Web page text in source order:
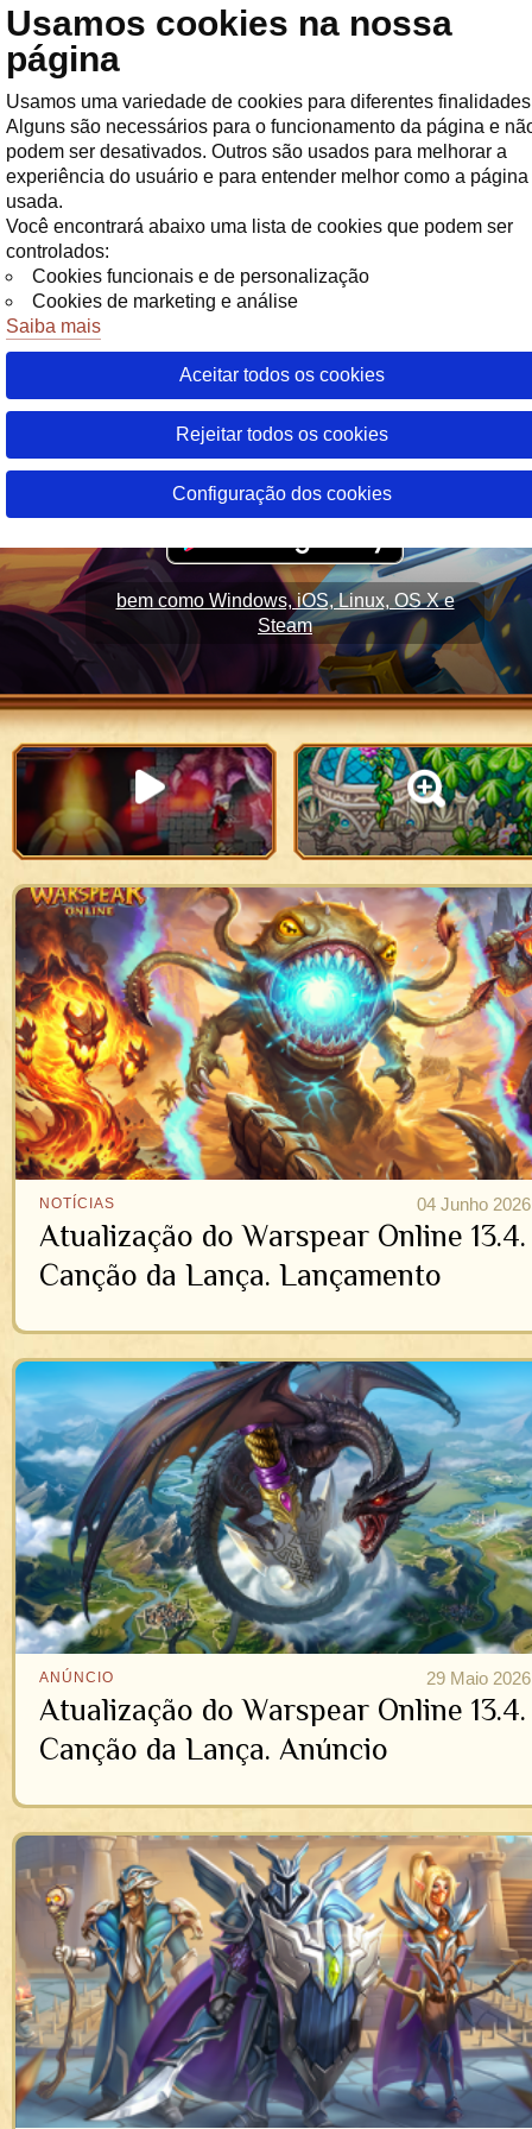
Usamos cookies na nossa
página
Usamos uma variedade de cookies para diferentes
Alguns são necessários para o funcionamento da página e
podem ser desativados. Outros são usados para melhorar a
experiência do usuário e para entender melhor como a página
usada.
Você encontrará abaixo uma lista de cookies que podem ser
controlados:
Cookies funcionais e de personalização
Cookies de marketing e análise
Saiba mais
Aceitar todos os cookies
Rejeitar todos os cookies
Configuração dos cookies
bem como Windows, iOS, Linux, OS X e
Steam
NOTÍCIAS
Atualização do Warspear Online 13.4.
Canção da Lança. Lançamento
04 Junho 2026
ANÚNCIO
Atualização do Warspear Online 13.4.
Canção da Lança. Anúncio
29 Maio 2026